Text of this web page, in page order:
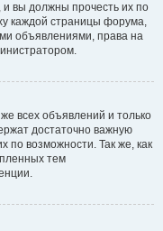
вы должны прочесть их по
каждой страницы форума,
объявлениями, права на
всех объявлений и только
достаточно важную
возможности. Так же, как
тем